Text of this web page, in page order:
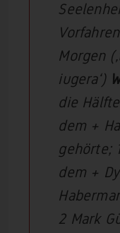
Morgen
iugera‘)
die
dem +
gehörte;
dem +
2 Mark